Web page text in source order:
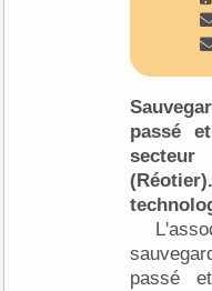
passé
passé